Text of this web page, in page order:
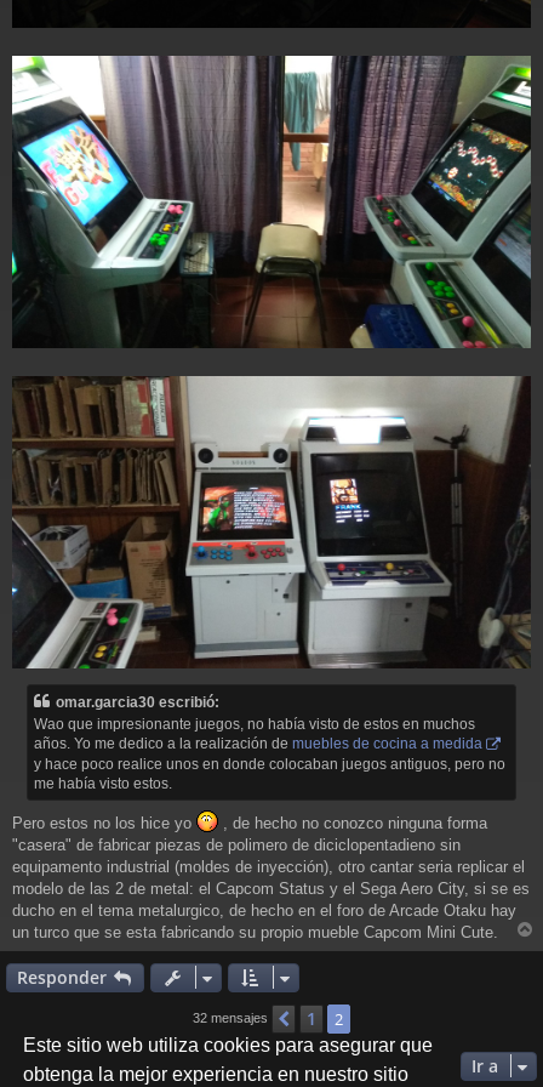
Este sitio web utiliza cookies para asegurar que
obtenga la mejor experiencia en nuestro sitio
omar.garcia30 escribió:
Wao que impresionante juegos, no había visto de estos en muchos
años. Yo me dedico a la realización de muebles de cocina a medida
y hace poco realice unos en donde colocaban juegos antiguos, pero no
me había visto estos.
Pero estos no los hice yo
, de hecho no conozco ninguna forma
"casera" de fabricar piezas de polimero de diciclopentadieno sin
equipamento industrial (moldes de inyección), otro cantar seria replicar el
modelo de las 2 de metal: el Capcom Status y el Sega Aero City, si se es
ducho en el tema metalurgico, de hecho en el foro de Arcade Otaku hay
un turco que se esta fabricando su propio mueble Capcom Mini Cute.
r
Responder
32 mensajes Anterior
1 2
Ir a